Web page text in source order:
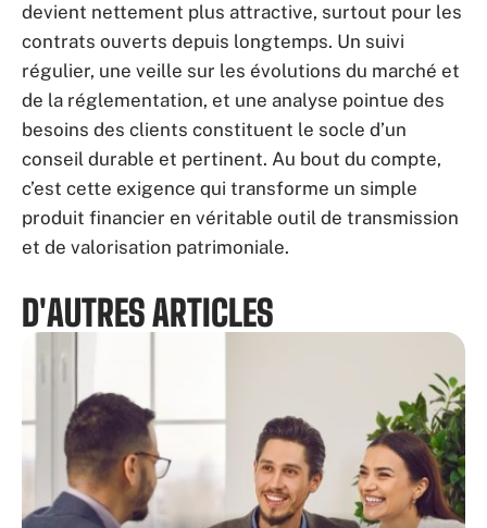
devient nettement plus attractive, surtout pour les
contrats ouverts depuis longtemps. Un suivi
régulier, une veille sur les évolutions du marché et
de la réglementation, et une analyse pointue des
besoins des clients constituent le socle d’un
conseil durable et pertinent. Au bout du compte,
c’est cette exigence qui transforme un simple
produit financier en véritable outil de transmission
et de valorisation patrimoniale.
D'AUTRES ARTICLES